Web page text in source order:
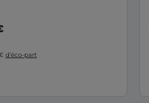
d’éco-part